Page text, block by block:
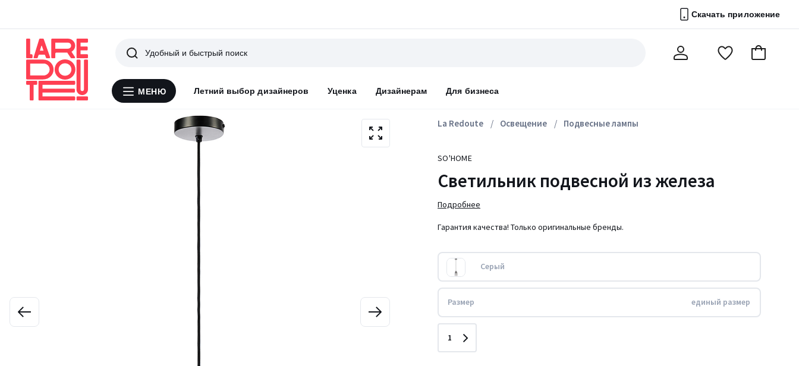
Скачать приложение
Меню
МЕНЮ Летний выбор дизайнеров Уценка Дизайнерам Для бизнеса
Поиск
ПерейтиВ
La Redoute Освещение Подвесные лампы
SO'HOME
Светильник подвесной из железа
Подробнее
Гарантия качества! Только оригинальные бренды.
Серый
Размер единый размер
Количество
1